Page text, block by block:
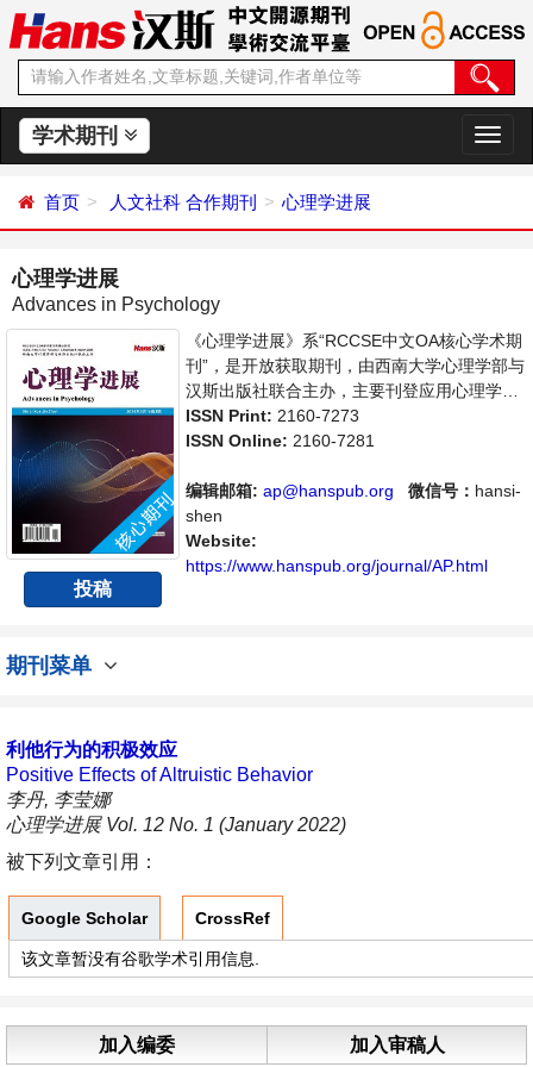
学术期刊
切
换
首页 人文社科 合作期刊 心理学进展
心理学进展
Advances in Psychology
投稿
《心理学进展》系“RCCSE中文OA核心学术期
刊”，是开放获取期刊，由西南大学心理学部与
汉斯出版社联合主办，主要刊登应用心理学、
社会心理学等领域的学术论文和成果报道及评
述。支持思想创新、学术创新，倡导科学，繁
界范围内的科学家、学者、科研人员提供一个
传播、分享和讨论心理学领域内不同方向问题
与发展的交流平台。
ISSN Print: 2160-7273
ISSN Online: 2160-7281
编辑邮箱: ap@hanspub.org 微信号： hansi-
shen
Website:
https://www.hanspub.org/journal/AP.html
期刊菜单
利他行为的积极效应
Positive Effects of Altruistic Behavior
李丹, 李莹娜
心理学进展 Vol. 12 No. 1 (January 2022)
被下列文章引用：
Google Scholar CrossRef
该文章暂没有谷歌学术引用信息.
加入编委 加入审稿人